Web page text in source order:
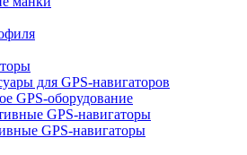
для GPS-навигаторов
GPS-оборудование
GPS-навигаторы
GPS-навигаторы